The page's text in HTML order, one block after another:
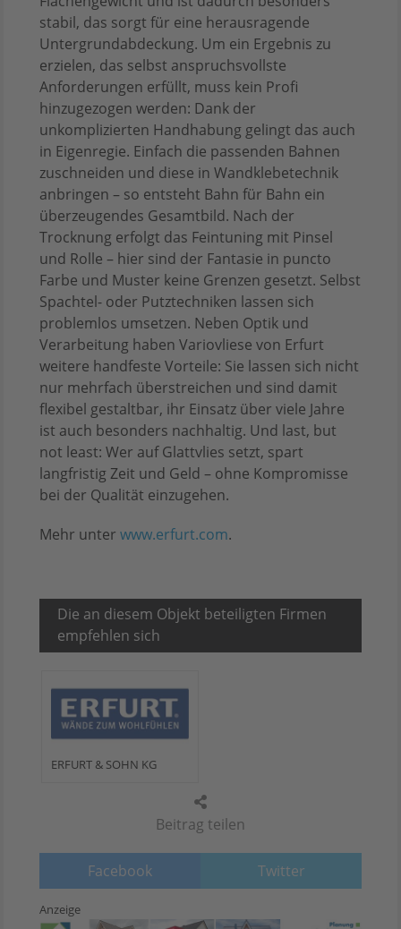
Beitrag teilen
Facebook Twitter
stabil, das sorgt für eine herausragende
Untergrundabdeckung. Um ein Ergebnis zu
erzielen, das selbst anspruchsvollste
Anforderungen erfüllt, muss kein Profi
hinzugezogen werden: Dank der
unkomplizierten Handhabung gelingt das auch
in Eigenregie. Einfach die passenden Bahnen
zuschneiden und diese in Wandklebetechnik
anbringen – so entsteht Bahn für Bahn ein
überzeugendes Gesamtbild. Nach der
Trocknung erfolgt das Feintuning mit Pinsel
und Rolle – hier sind der Fantasie in puncto
Farbe und Muster keine Grenzen gesetzt. Selbst
Spachtel- oder Putztechniken lassen sich
problemlos umsetzen. Neben Optik und
Verarbeitung haben Variovliese von Erfurt
weitere handfeste Vorteile: Sie lassen sich nicht
nur mehrfach überstreichen und sind damit
flexibel gestaltbar, ihr Einsatz über viele Jahre
ist auch besonders nachhaltig. Und last, but
not least: Wer auf Glattvlies setzt, spart
langfristig Zeit und Geld – ohne Kompromisse
bei der Qualität einzugehen.
Mehr unter www.erfurt.com.
Die an diesem Objekt beteiligten Firmen
empfehlen sich
ERFURT & SOHN KG
Anzeige